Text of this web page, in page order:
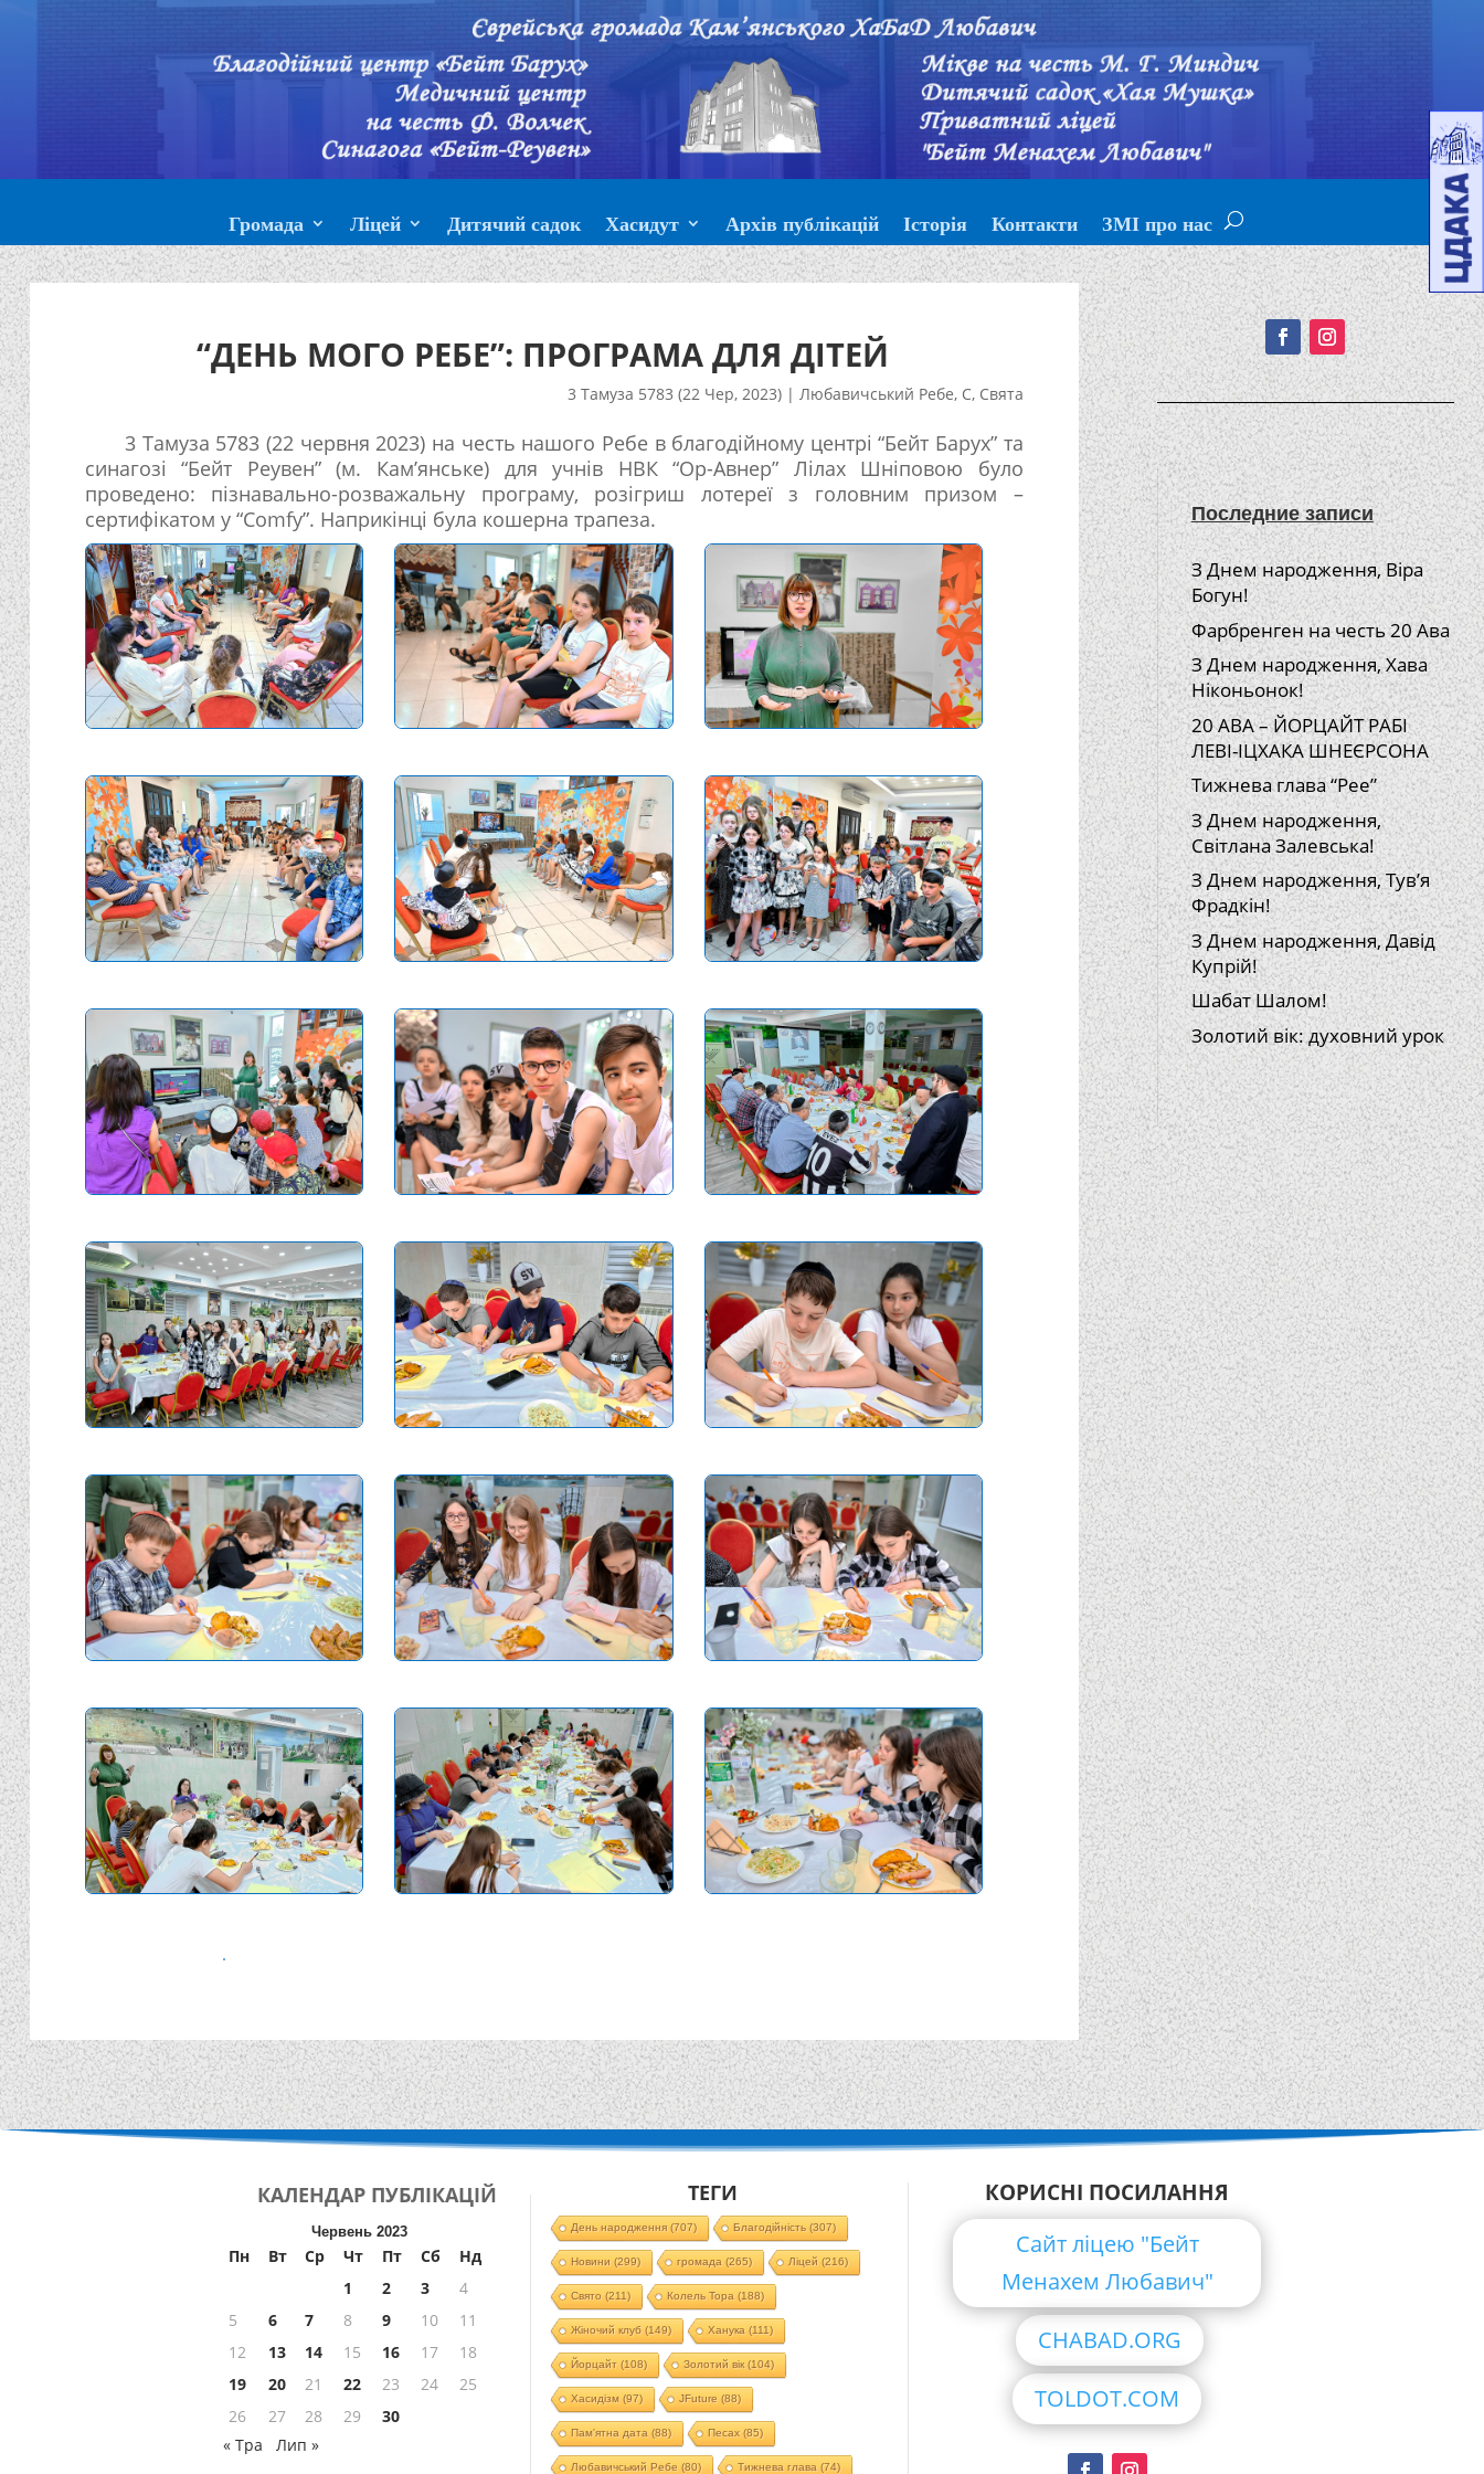
Громада Ліцей Дитячий садок Хасидут Архів публікацій Історія Контакти ЗМІ про нас
“ДЕНЬ МОГО РЕБЕ”: ПРОГРАМА ДЛЯ ДІТЕЙ
3 Тамуза 5783 (22 Чер, 2023)| Любавичський Ребе, С, Свята
3 Тамуза 5783 (22 червня 2023) на честь нашого Ребе в благодійному центрі “Бейт Барух” та
синагозі “Бейт Реувен” (м. Кам’янське) для учнів НВК “Ор-Авнер” Лілах Шніповою було
проведено: пізнавально-розважальну програму, розігриш лотереї з головним призом –
сертифікатом у “Comfy”. Наприкінці була кошерна трапеза.
Подписывайтесь!
Последние записи
З Днем народження, Віра
Богун!
Фарбренген на честь 20 Ава
З Днем народження, Хава
Ніконьонок!
20 АВА – ЙОРЦАЙТ РАБІ
ЛЕВІ-ІЦХАКА ШНЕЄРСОНА
Тижнева глава “Рее”
З Днем народження,
Світлана Залевська!
З Днем народження, Тув’я
Фрадкін!
З Днем народження, Давід
Купрій!
Шабат Шалом!
Золотий вік: духовний урок
КАЛЕНДАР ПУБЛІКАЦІЙ
Червень 2023
Пн Вт Ср Чт Пт Сб
Нд
1
2 3
4
5
6 7 8 9 10
11
12
13 14 15 16 17
18
19
20 21 22 23 24
25
26
27 28 29
30
« Тра
Лип »
ТЕГИ
День народження(707) Благодійність (307)
Новини (299) громада (265) Ліцей (216)
Свято (211) Колель Тора (188)
Жіночий клуб (149) Ханука (111)
Йорцайт (108) Золотий вік(104)
Хасидізм (97) JFuture (88)
Пам'ятна дата (88) Песах(85)
Любавичський Ребе (80) Тижнева глава (74)
КОРИСНІ ПОСИЛАННЯ
Сайт ліцею "Бейт
Менахем Любавич"
CHABAD.ORG
TOLDOT.COM